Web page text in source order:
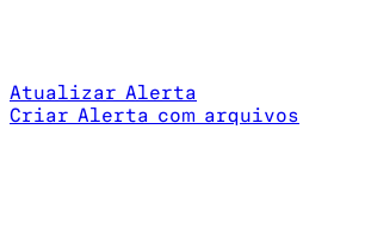
Atualizar Alerta
Criar Alerta com arquivos